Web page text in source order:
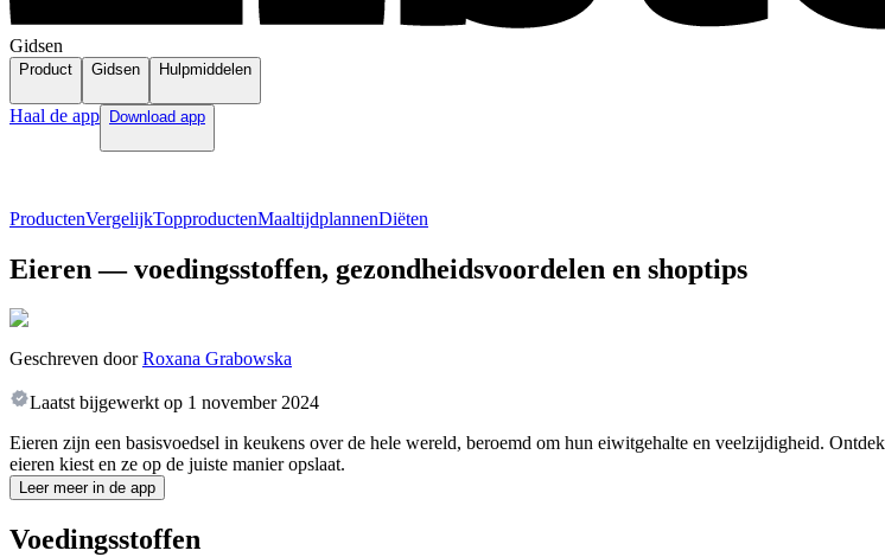
Gidsen
Product Gidsen Hulpmiddelen
Haal de app Download app
ProductenVergelijkTopproductenMaaltijdplannenDiëten
Eieren — voedingsstoffen, gezondheidsvoordelen en shoptips
Geschreven door Roxana Grabowska
Laatst bijgewerkt op 1 november 2024
Eieren zijn een basisvoedsel in keukens over de hele wereld, beroemd om hun eiwitgehalte en veelzijdigheid.
eieren kiest en ze op de juiste manier opslaat.
Leer meer in de app
Voedingsstoffen